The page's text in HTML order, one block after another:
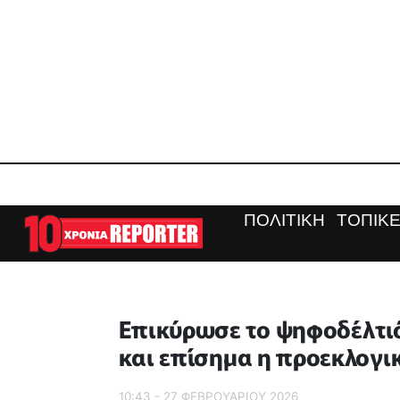
ΠΟΛΙΤΙΚΗ
Επικύρωσε το
και επίσημα η
10:43 - 27 ΦΕΒΡΟΥΑΡΙΟΥ 2026